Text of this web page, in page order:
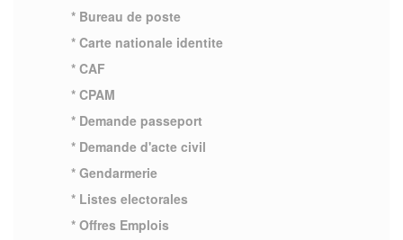
* Bureau de poste
* Carte nationale identite
* CAF
* CPAM
* Demande passeport
* Demande d'acte civil
* Gendarmerie
* Listes electorales
* Offres Emplois